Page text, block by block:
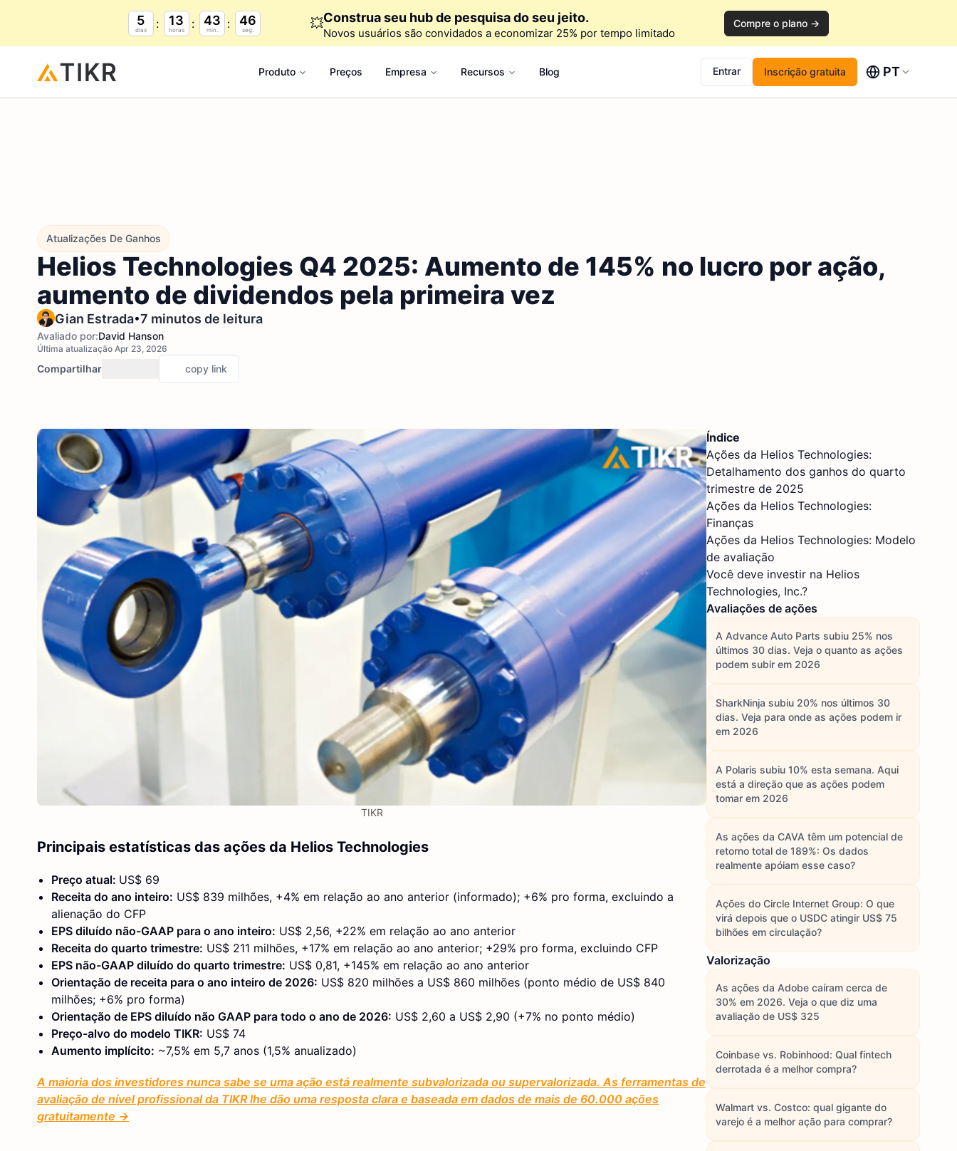
5
dias
13
horas
43
min.
44
seg. 💥Construa seu hub de pesquisa do seu jeito.
Novos usuários são convidados a economizar 25% por tempo limitado
Compre o plano →
Produto Preços Empresa Recursos Blog Entrar Inscrição gratuita PT
Atualizações De Ganhos
Helios Technologies Q4 2025: Aumento de 145% no lucro por ação,
aumento de dividendos pela primeira vez
Gian Estrada•7 minutos de leitura
Avaliado por:David Hanson
Última atualização Apr 23, 2026
Compartilhar copy link
TIKR
Principais estatísticas das ações da Helios Technologies
Preço atual: US$ 69
Receita do ano inteiro: US$ 839 milhões, +4% em relação ao ano anterior (informado); +6% pro forma, excluindo a
alienação do CFP
EPS diluído não-GAAP para o ano inteiro: US$ 2,56, +22% em relação ao ano anterior
Receita do quarto trimestre: US$ 211 milhões, +17% em relação ao ano anterior; +29% pro forma, excluindo CFP
EPS não-GAAP diluído do quarto trimestre: US$ 0,81, +145% em relação ao ano anterior
Orientação de receita para o ano inteiro de 2026: US$ 820 milhões a US$ 860 milhões (ponto médio de US$ 840
milhões; +6% pro forma)
Orientação de EPS diluído não GAAP para todo o ano de 2026: US$ 2,60 a US$ 2,90 (+7% no ponto médio)
Preço-alvo do modelo TIKR: US$ 74
Aumento implícito: ~7,5% em 5,7 anos (1,5% anualizado)
A maioria dos investidores nunca sabe se uma ação está realmente subvalorizada ou supervalorizada. As ferramentas de
avaliação de nível profissional da TIKR lhe dão uma resposta clara e baseada em dados de mais de 60.000 ações
gratuitamente →
Índice
Ações da Helios Technologies:
Detalhamento dos ganhos do quarto
trimestre de 2025
Ações da Helios Technologies:
Finanças
Ações da Helios Technologies: Modelo
de avaliação
Você deve investir na Helios
Technologies, Inc.?
Avaliações de ações
A Advance Auto Parts subiu 25% nos
últimos 30 dias. Veja o quanto as ações
podem subir em 2026
SharkNinja subiu 20% nos últimos 30
dias. Veja para onde as ações podem ir
em 2026
A Polaris subiu 10% esta semana. Aqui
está a direção que as ações podem
tomar em 2026
As ações da CAVA têm um potencial de
retorno total de 189%: Os dados
realmente apóiam esse caso?
Ações do Circle Internet Group: O que
virá depois que o USDC atingir US$ 75
bilhões em circulação?
Valorização
As ações da Adobe caíram cerca de
30% em 2026. Veja o que diz uma
avaliação de US$ 325
Coinbase vs. Robinhood: Qual fintech
derrotada é a melhor compra?
Walmart vs. Costco: qual gigante do
varejo é a melhor ação para comprar?